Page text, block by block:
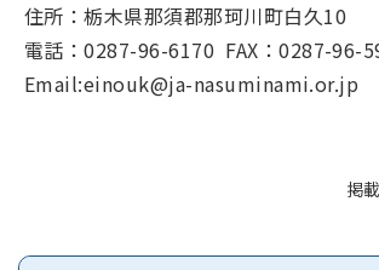
住所：栃木県那須郡那珂川町白久10
電話：0287-96-6170 FAX：0287-96-
Email:einouk@ja-nasuminami.or.jp
掲